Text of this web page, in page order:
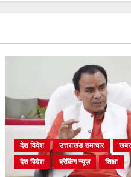
देश विदेश उत्तराखंड समाचार
खबर
देश विदेश
ब्रेकिंग न्यूज़ शिक्षा